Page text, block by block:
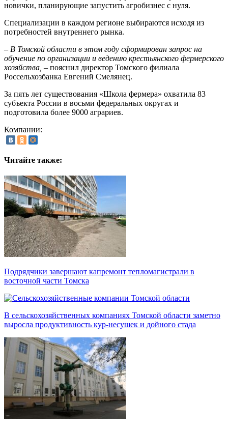
новички, планирующие запустить агробизнес с нуля.
Специализации в каждом регионе выбираются исходя из
потребностей внутреннего рынка.
– В Томской области в этом году сформирован запрос на
обучение по организации и ведению крестьянского фермерского
хозяйства, – пояснил директор Томского филиала
Россельхозбанка Евгений Смелянец.
За пять лет существования «Школа фермера» охватила 83
субъекта России в восьми федеральных округах и
подготовила более 9000 аграриев.
Компании:
Читайте также:
Подрядчики завершают капремонт тепломагистрали в
восточной части Томска
В сельскохозяйственных компаниях Томской области заметно
выросла продуктивность кур-несушек и дойного стада